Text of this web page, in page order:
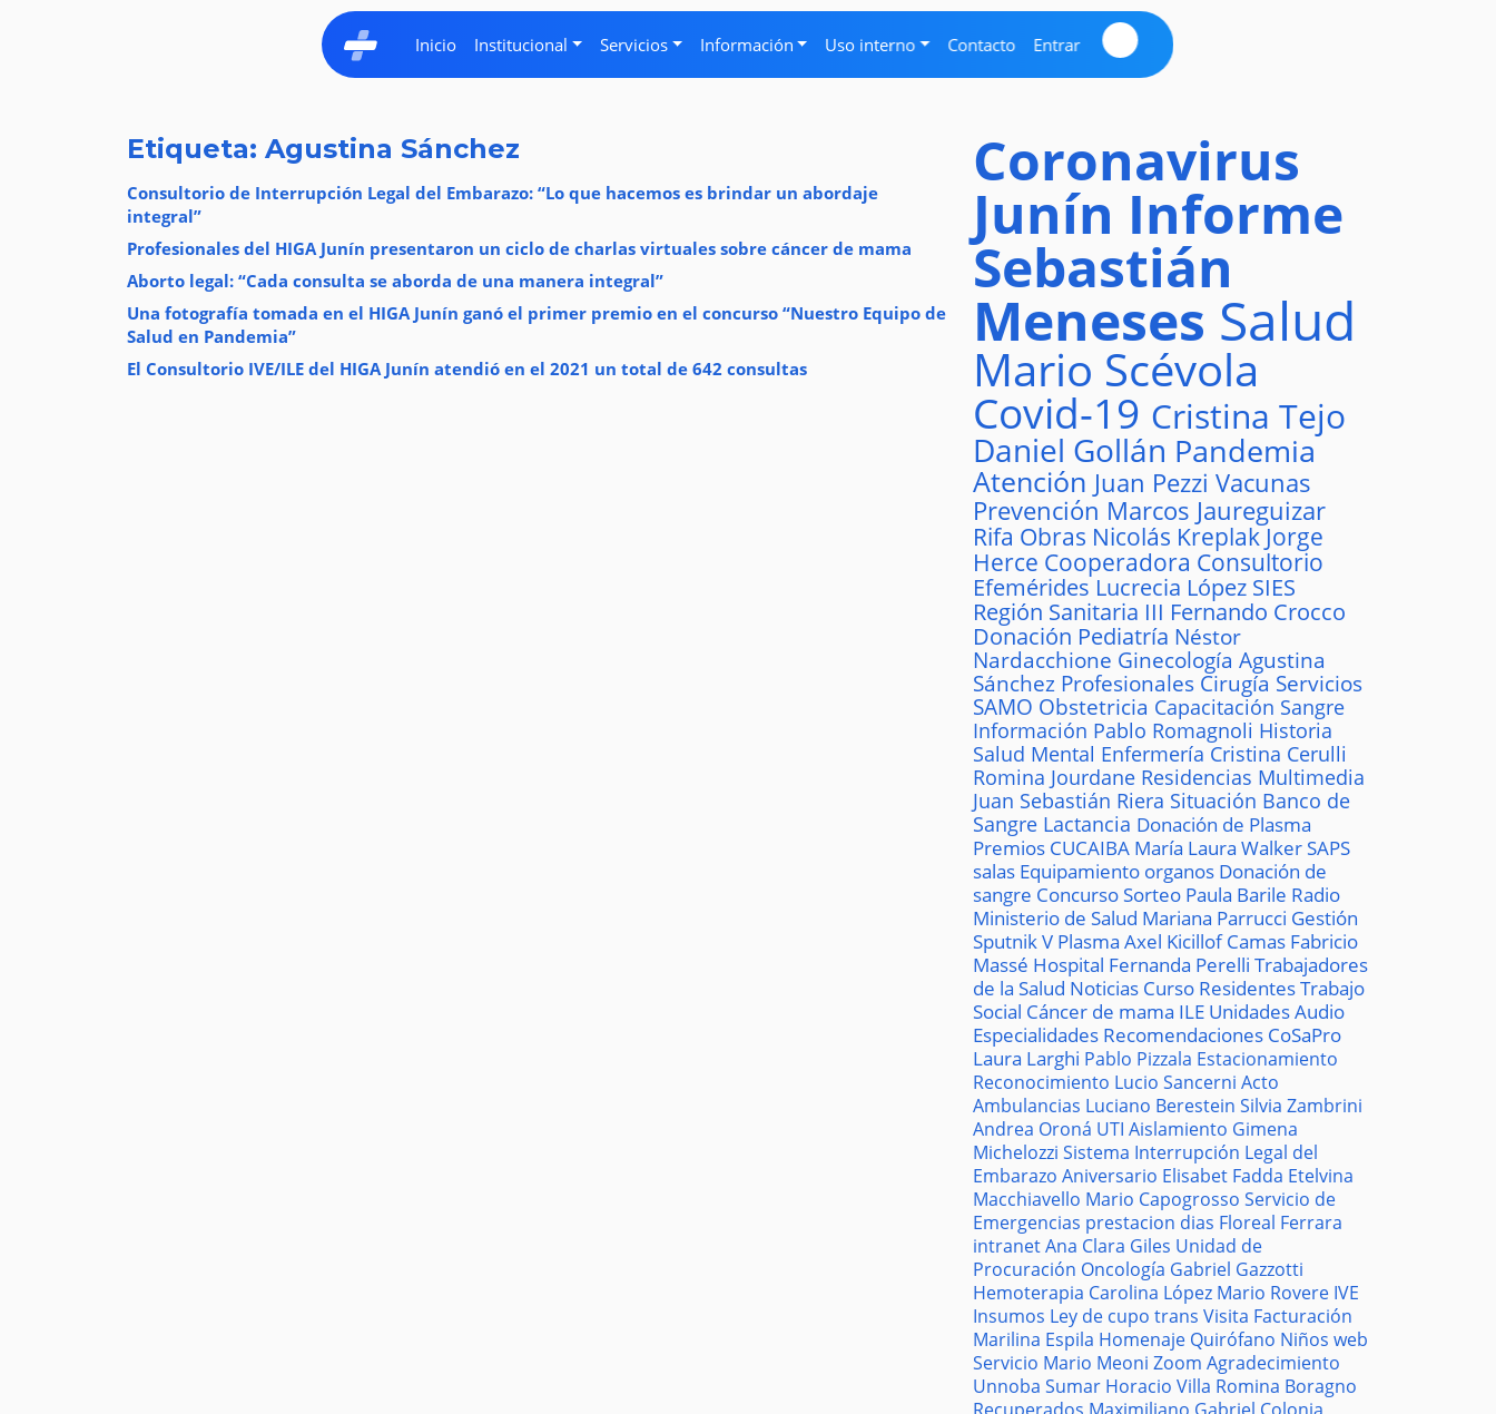
Inicio Institucional Servicios Información Uso interno Contacto Entrar
Etiqueta: Agustina Sánchez
Consultorio de Interrupción Legal del Embarazo: “Lo que hacemos es brindar un abordaje
integral”
Profesionales del HIGA Junín presentaron un ciclo de charlas virtuales sobre cáncer de mama
Aborto legal: “Cada consulta se aborda de una manera integral”
Una fotografía tomada en el HIGA Junín ganó el primer premio en el concurso “Nuestro Equipo de
Salud en Pandemia”
El Consultorio IVE/ILE del HIGA Junín atendió en el 2021 un total de 642 consultas
Coronavirus
Junín Informe
Sebastián
Meneses Salud
Mario Scévola
Covid-19 Cristina Tejo
Daniel Gollán Pandemia
Atención Juan Pezzi Vacunas
Prevención Marcos Jaureguizar
Rifa Obras Nicolás Kreplak Jorge
Herce Cooperadora Consultorio
Efemérides Lucrecia López SIES
Región Sanitaria III Fernando Crocco
Donación Pediatría Néstor
Nardacchione Ginecología Agustina
Sánchez Profesionales Cirugía Servicios
SAMO Obstetricia Capacitación Sangre
Información Pablo Romagnoli Historia
Salud Mental Enfermería Cristina Cerulli
Romina Jourdane Residencias Multimedia
Juan Sebastián Riera Situación Banco de
Sangre Lactancia Donación de Plasma
Premios CUCAIBA María Laura WalkerSAPS
salas Equipamiento organos Donación de
sangre ConcursoSorteo Paula Barile Radio
Ministerio de Salud Mariana Parrucci Gestión
Sputnik V Plasma Axel KicillofCamas Fabricio
Massé Hospital Fernanda Perelli Trabajadores
de la Salud Noticias Curso ResidentesTrabajo
Social Cáncer de mama ILE UnidadesAudio
Especialidades Recomendaciones CoSaPro
Laura Larghi Pablo Pizzala Estacionamiento
Reconocimiento Lucio Sancerni Acto
Ambulancias Luciano Berestein Silvia Zambrini
Andrea Oroná UTI Aislamiento Gimena
Michelozzi Sistema Interrupción Legal del
Embarazo Aniversario Elisabet Fadda Etelvina
Macchiavello Mario Capogrosso Servicio de
Emergencias prestacion dias Floreal Ferrara
intranetAna Clara Giles Unidad de
Procuración Oncología Gabriel Gazzotti
Hemoterapia Carolina López Mario Rovere IVE
Insumos Ley de cupo trans Visita Facturación
Marilina Espila Homenaje Quirófano Niños web
Servicio Mario Meoni Zoom Agradecimiento
Unnoba Sumar Horacio Villa Romina Boragno